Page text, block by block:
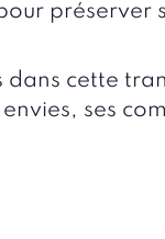
préserver
cette
ses